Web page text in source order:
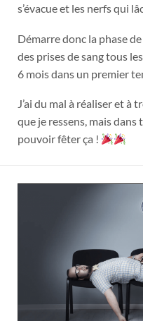
s’évacue et les nerfs qui
Démarre donc la phase
des prises de sang tous
6 mois dans un premier
J’ai du mal à réaliser et à
que je ressens, mais dans
pouvoir fêter ça !